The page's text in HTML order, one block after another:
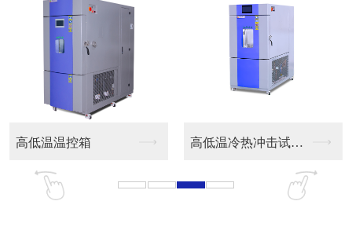
高低温温控箱 高低温冷热冲击试验箱